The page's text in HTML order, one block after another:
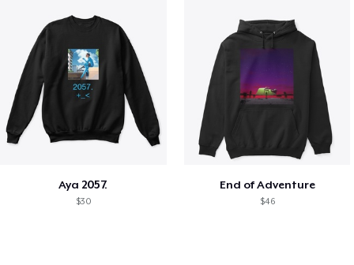
Aya 2057.
$30
End of Adventure
$46